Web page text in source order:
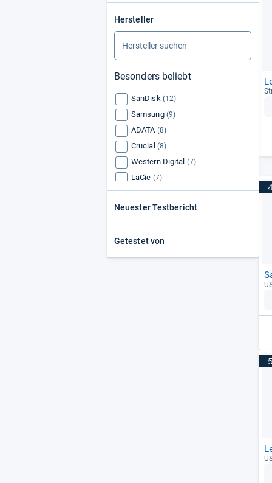
Hersteller
Besonders beliebt
SanDisk (12)
Samsung (9)
ADATA (8)
Crucial (8)
Western Digital (7)
LaCie (7)
Lexar Media (6)
Seagate (5)
Transcend (4)
Kingston (4)
Orico Technologies (3)
Neuester Testbericht
Getestet von